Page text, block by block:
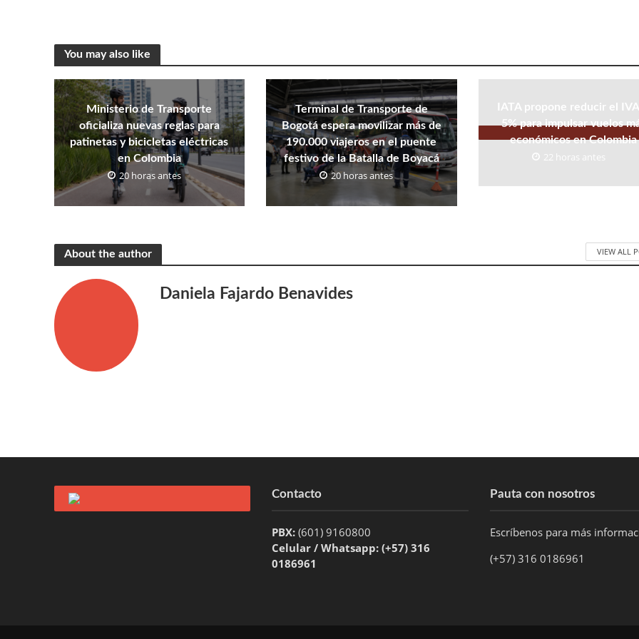
You may also like
Ministerio de Transporte
oficializa nuevas reglas para
patinetas y bicicletas eléctricas
en Colombia
20 horas antes
Terminal de Transporte de
Bogotá espera movilizar más de
190.000 viajeros en el puente
festivo de la Batalla de Boyacá
20 horas antes
IATA propone reducir el IVA
5% para impulsar vuelos
económicos en Colombia
22 horas antes
About the author VIEW ALL
Daniela Fajardo Benavides
Contacto
PBX: (601) 9160800
Celular / Whatsapp: (+57) 316
0186961
Pauta con nosotros
Escríbenos para más
(+57) 316 0186961